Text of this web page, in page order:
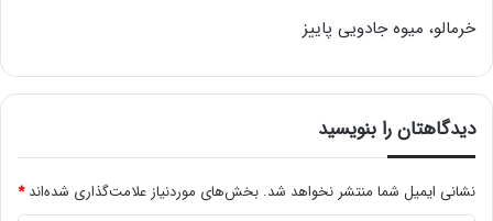
خرمالو، میوه‌ جادویی پاییز
دیدگاهتان را بنویسید
نشانی ایمیل شما منتشر نخواهد شد. بخش‌های موردنیاز علامت‌گذاری شده‌اند*